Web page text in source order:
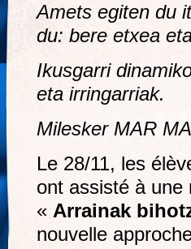
Amets egiten du
du: bere etxea
Ikusgarri
eta irringarriak.
Milesker MAR
Le 28/11, les
ont assisté à une
« Arrainak
nouvelle